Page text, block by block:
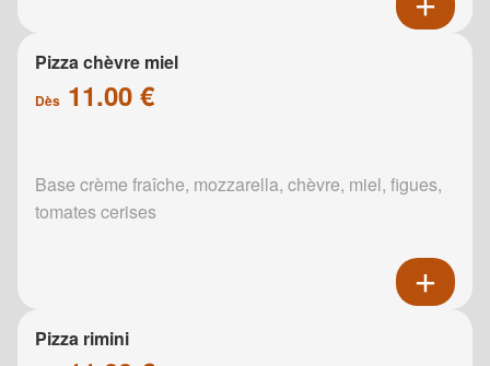
Pizza chèvre miel
Dès 11.00 €
Base crème fraîche, mozzarella, chèvre, miel, figues,
tomates cerises
Pizza rimini